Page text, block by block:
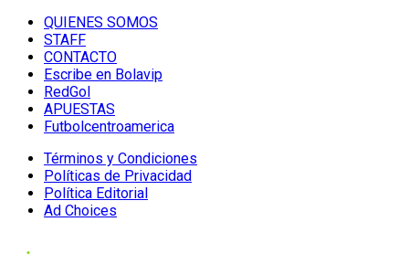
QUIENES SOMOS
STAFF
CONTACTO
Escribe en Bolavip
RedGol
APUESTAS
Futbolcentroamerica
Términos y Condiciones
Políticas de Privacidad
Política Editorial
Ad Choices